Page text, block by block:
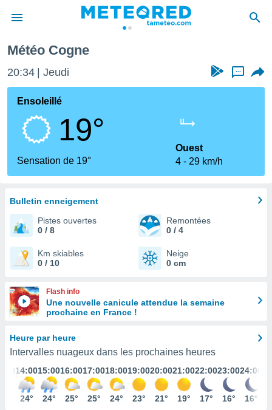
de
en
les
des
par le
ACCEPTER
CONTINUER
PARAMÈTRES
Météo Cogne
20:34 Jeudi ...
Ensoleillé
19°
Sensation de 19°
Ouest
4
29 km/h
Bulletin enneigement
Pistes ouvertes
0 / 8
Remontées
0 / 4
Km skiables
0 / 10
Neige
0 cm
Flash info
Une nouvelle canicule attendue la semaine
prochaine en France !
Heure par heure
Intervalles nuageux dans les prochaines heures
14:00
24°
15:00
24°
16:00
25°
17:00
25°
18:00
24°
19:00
23°
20:00
21°
21:00
19°
22:00
17°
23:00
16°
24:00
16°